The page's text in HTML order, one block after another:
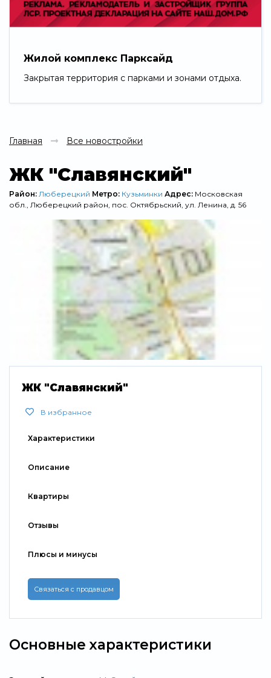
Жилой комплекс Парксайд
Закрытая территория с парками и зонами отдыха.
Главная Все новостройки
ЖК "Славянский"
Район: Люберецкий Метро: Кузьминки Адрес: Московская
обл., Люберецкий район, пос. Октябрьский, ул. Ленина, д. 56
ЖК "Славянский"
В избранное
Характеристики
Описание
Квартиры
Отзывы
Плюсы и минусы
Связаться с продавцом
Основные характеристики